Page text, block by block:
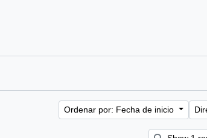
Ordenar por: Fecha de inicio